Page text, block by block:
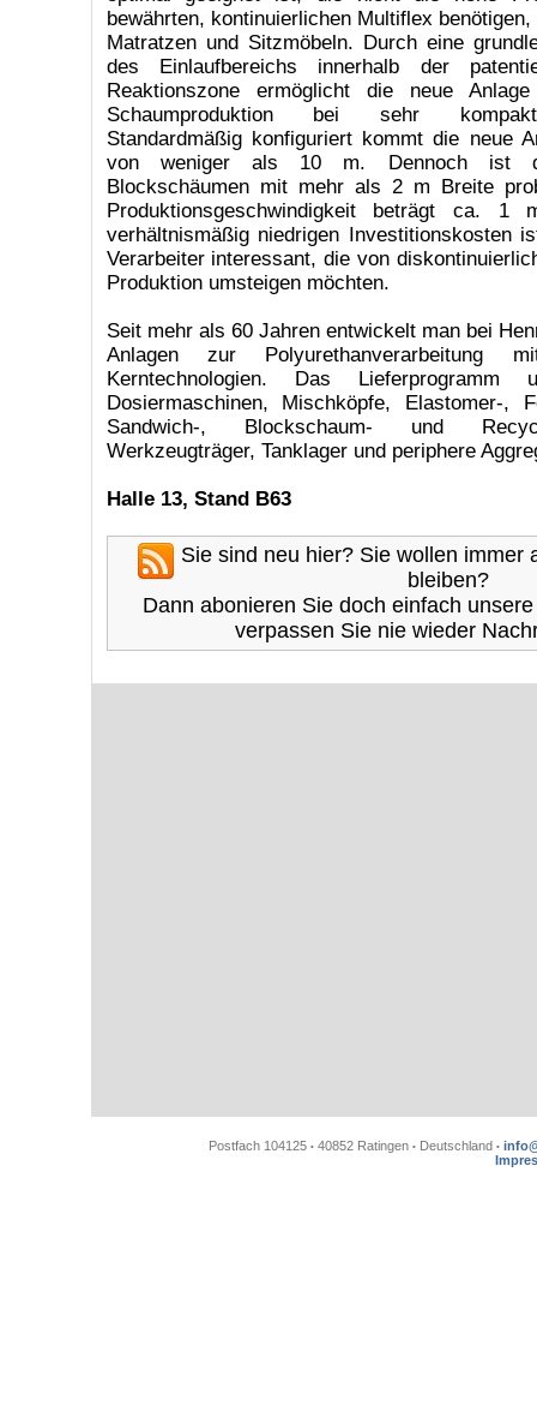
bewährten, kontinuierlichen Multiflex
Matratzen und Sitzmöbeln. Durch eine
des Einlaufbereichs innerhalb der
Reaktionszone ermöglicht die neue
Schaumproduktion bei sehr
Standardmäßig konfiguriert kommt die neue
von weniger als 10 m. Dennoch ist
Blockschäumen mit mehr als 2 m Breite
Produktionsgeschwindigkeit beträgt ca. 1
verhältnismäßig niedrigen Investitionskos­ten
Verarbeiter interessant, die von
Produktion umsteigen möchten.
Seit mehr als 60 Jahren entwickelt man bei
Anlagen zur Polyurethanverarbeitung
Kerntechnologien. Das Lieferprogramm
Dosiermaschinen, Mischköpfe, Elastomer-,
Sandwich-, Blockschaum- und
Werkzeugträger, Tanklager und periphere
Halle 13, Stand B63
Sie sind neu hier? Sie wollen immer
bleiben?
Dann abonieren Sie doch einfach
verpassen Sie nie wieder
Postfach 104125 •40852 Ratingen •Deutschland •